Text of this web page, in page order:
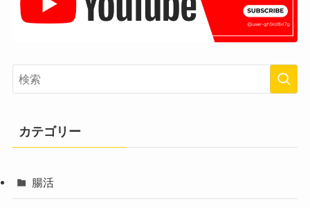
カテゴリー
腸活